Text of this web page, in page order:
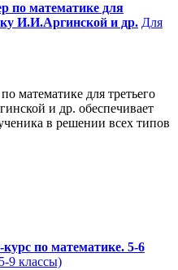
по математике для
И.И.Аргинской и др. Для
математике для третьего
и др. обеспечивает
в решении всех типов
курс по математике. 5-6
9 классы)